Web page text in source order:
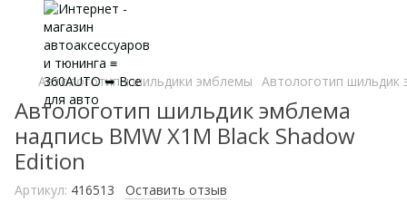
Автологотипы шильдики эмблемы Автологотип шильдик
Автологотип шильдик эмблема
надпись BMW X1M Black Shadow
Edition
Артикул: 416513 Оставить отзыв